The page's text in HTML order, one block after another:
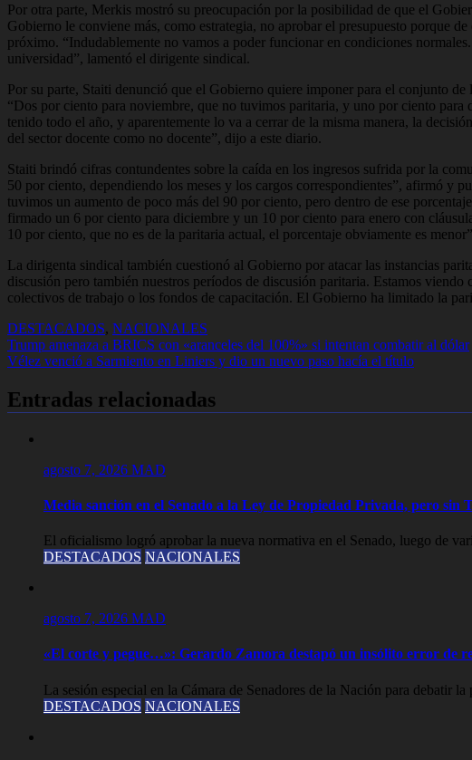
Por otra parte, Merkis mostró su preocupación por la posibilidad de que el
Gobierno le conviene más, como estrategia, no aprobar el presupuesto porque
próximo. “Indudablemente no vamos a poder funcionar en condiciones
universidad”, lamentó el dirigente sindical.
Por su parte, Staiti denunció que el Gobierno quiere imponer para el conjunto
“Dos por ciento para noviembre, que no tuvimos paritaria, y uno por ciento
tenido todo el año, y aparentemente lo va a cerrar de la misma manera, la
del sector docente como no docente”, dijo a este diario.
Staiti brindó cifras contundentes sobre la caída en los ingresos sufrida por la
50 por ciento, dependiendo los meses y los cargos correspondientes”, afirmó y
tuvimos un aumento de poco más del 90 por ciento, pero dentro de ese
firmado un 6 por ciento para diciembre y un 10 por ciento para enero con
10 por ciento, que no es de la paritaria actual, el porcentaje obviamente es
La dirigenta sindical también cuestionó al Gobierno por atacar las instancias
discusión pero también nuestros períodos de discusión paritaria. Estamos
colectivos de trabajo o los fondos de capacitación. El Gobierno ha limitado la
DESTACADOS, NACIONALES
Navegación
de
entradas
Trump amenaza a BRICS con «aranceles del 100%» si intentan combatir al dólar
Vélez venció a Sarmiento en Liniers y dio un nuevo paso hacía el título
Entradas relacionadas
agosto 7, 2026 MAD
Media sanción en el Senado a la Ley de Propiedad Privada, pero sin
El oficialismo logró aprobar la nueva normativa en el Senado, luego de
DESTACADOS NACIONALES
agosto 7, 2026 MAD
«El corte y pegue…»: Gerardo Zamora destapó un insólito error de
La sesión especial en la Cámara de Senadores de la Nación para debatir
DESTACADOS NACIONALES